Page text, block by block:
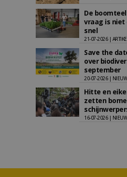
De
vraag is niet
snel
21-07-2026 |
Save the
over
september
20-07-2026 |
Hitte en
zetten
16-07-2026 |